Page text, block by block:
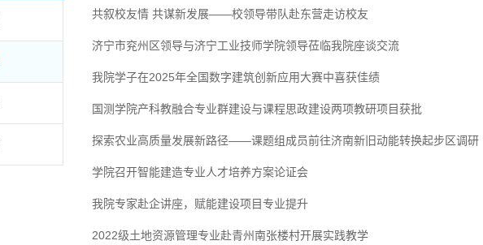
共叙校友情 共谋新发展——校领导带队赴东营走访校友
济宁市兖州区领导与济宁工业技师学院领导莅临我院座谈交流
我院学子在2025年全国数字建筑创新应用大赛中喜获佳绩
国测学院产科教融合专业群建设与课程思政建设两项教研项目获批
探索农业高质量发展新路径——课题组成员前往济南新旧动能转换起步区调研
学院召开智能建造专业人才培养方案论证会
我院专家赴企讲座，赋能建设项目专业提升
2022级土地资源管理专业赴青州南张楼村开展实践教学